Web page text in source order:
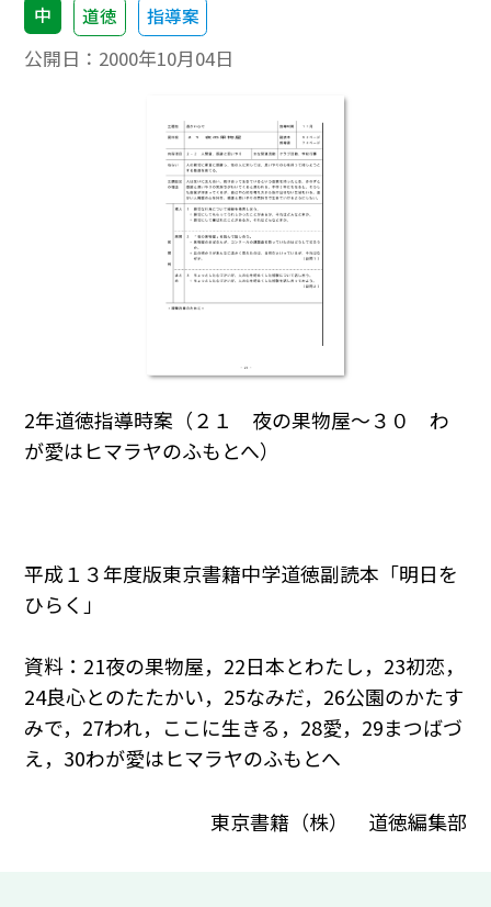
中 道徳 指導案
公開日： 2000年10月04日
2年道徳指導時案（２１ 夜の果物屋～３０ わ
が愛はヒマラヤのふもとへ）
平成１３年度版東京書籍中学道徳副読本「明日を
ひらく」
資料：21夜の果物屋，22日本とわたし，23初恋，
24良心とのたたかい，25なみだ，26公園のかたす
みで，27われ，ここに生きる，28愛，29まつばづ
え，30わが愛はヒマラヤのふもとへ
東京書籍（株） 道徳編集部